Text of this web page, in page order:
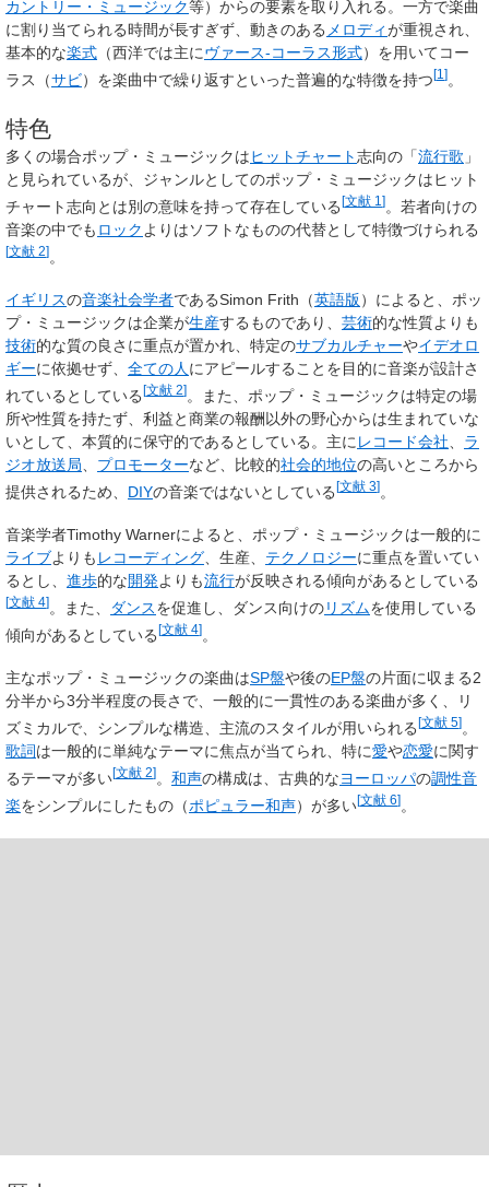
カントリー・ミュージック等）からの要素を取り入れる。一方で楽曲
に割り当てられる時間が長すぎず、動きのある メロディが重視され、
基本的な楽式 （西洋では主にヴァース‐コーラス形式）を用いてコー
ラス（サビ）を楽曲中で繰り返すといった普遍的な特徴を持つ[1 ] 。
特色
多くの場合ポップ・ミュージックはヒットチャート志向の「流行歌 」
と見られているが、ジャンルとしてのポップ・ミュージックはヒット
チャート志向とは別の意味を持って存在している [文献 1 ] 。若者向けの
音楽の中でも ロック よりはソフトなものの代替として特徴づけられる
[文献 2] 。
イギリスの音楽社会学者であるSimon Frith （英語版） によると、ポッ
プ・ミュージックは企業が生産するものであり、 芸術的な性質よりも
技術的な質の良さに重点が置かれ、特定のサブカルチャーやイデオロ
ギーに依拠せず、 全ての人にアピールすることを目的に音楽が設計さ
れているとしている [文献 2] 。また、ポップ・ミュージックは特定の場
所や性質を持たず、利益と商業の報酬以外の野心からは生まれていな
いとして、本質的に保守的であるとしている。主に レコード会社
ラ
ジオ放送局
プロモーターなど、比較的社会的地位の高いところから
提供されるため、 DIYの音楽ではないとしている[文献 3]。
音楽学者Timothy Warnerによると、ポップ・ミュージックは一般的に
ライブよりも レコーディング、生産、 テクノロジーに重点を置いてい
るとし、 進歩的な開発よりも流行が反映される傾向があるとしている
[文献 4] 。また、 ダンスを促進し、ダンス向けのリズムを使用している
傾向があるとしている[文献 4]。
主なポップ・ミュージックの楽曲はSP盤や後のEP盤の片面に収まる2
分半から3分半程度の長さで、一般的に一貫性のある楽曲が多く、リ
ズミカルで、シンプルな構造、主流のスタイルが用いられる [文献 5] 。
歌詞は一般的に単純なテーマに焦点が当てられ、特に愛や恋愛に関す
るテーマが多い[文献 2]。 和声の構成は、古典的なヨーロッパの調性音
楽をシンプルにしたもの（ポピュラー和声）が多い[文献 6]。